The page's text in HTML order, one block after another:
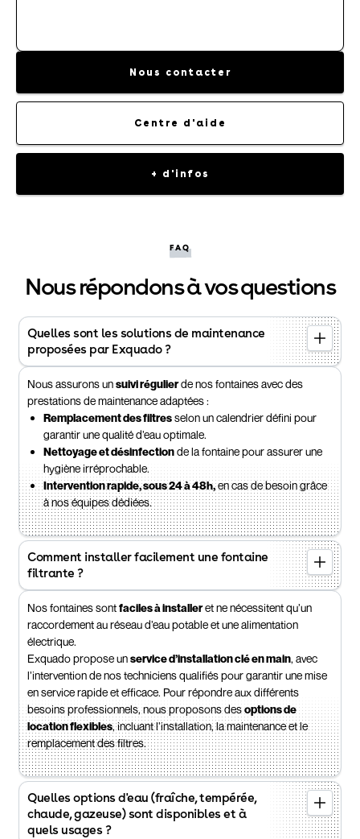
Nous contacter
Centre d'aide
+ d'infos
FAQ
Nous répondons à vos questions
Quelles sont les solutions de maintenance
proposées par Exquado ?
Nous assurons unsuivi régulierde nos fontaines avec des
prestations de maintenance adaptées :
Remplacement des filtresselon un calendrier défini pour
garantir une qualité d’eau optimale.
Nettoyage et désinfectionde la fontaine pour assurer une
hygiène irréprochable.
Intervention rapide, sous 24 à 48h,en cas de besoin grâce
à nos équipes dédiées.
Comment installer facilement une fontaine
filtrante ?
Nos fontaines sontfaciles à installeret ne nécessitent qu’un
raccordement au réseau d’eau potable et une alimentation
électrique.
Exquado propose unservice d’installation clé en main, avec
l’intervention de nos techniciens qualifiés pour garantir une mise
en service rapide et efficace. Pour répondre aux différents
besoins professionnels, nous proposons desoptions de
location flexibles, incluant l’installation, la maintenance et le
remplacement des filtres.
Quelles options d'eau (fraîche, tempérée,
chaude, gazeuse) sont disponibles et à
quels usages ?